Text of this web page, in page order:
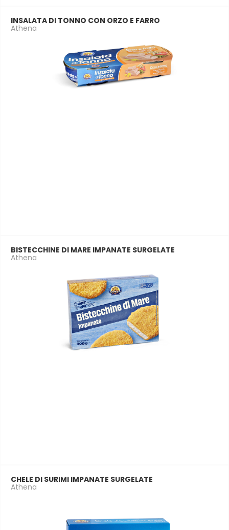
INSALATA DI TONNO CON ORZO E FARRO
Athena
BISTECCHINE DI MARE IMPANATE SURGELATE
Athena
CHELE DI SURIMI IMPANATE SURGELATE
Athena